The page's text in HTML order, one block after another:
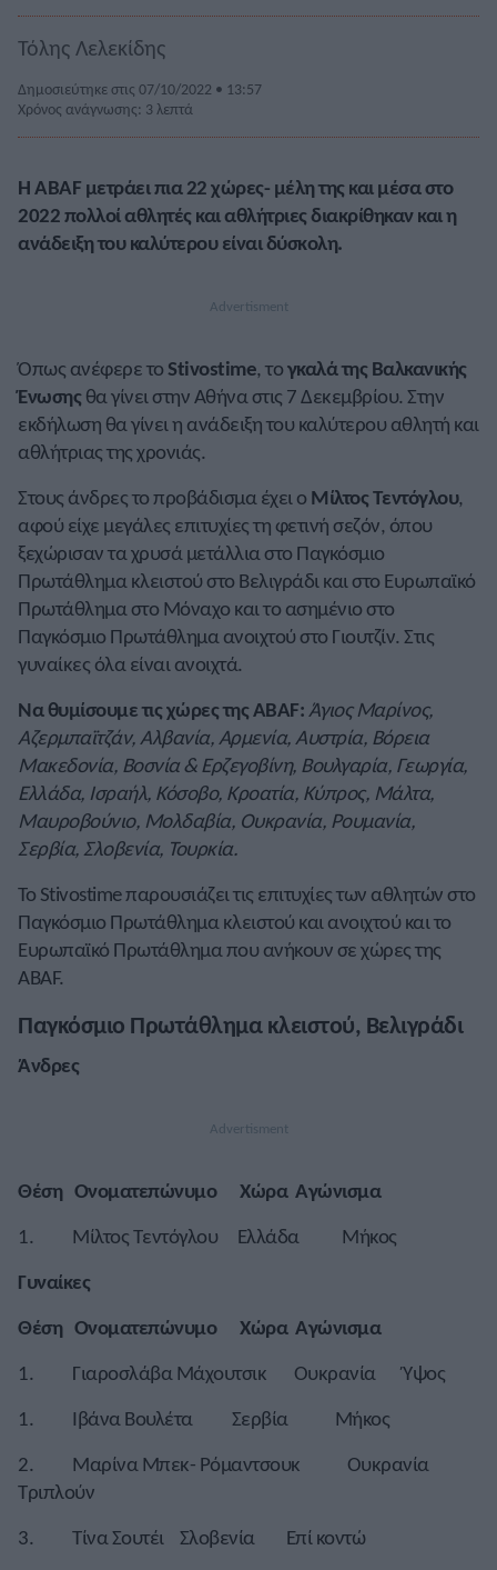
Τόλης Λελεκίδης
Δημοσιεύτηκε στις 07/10/2022 • 13:57
Χρόνος ανάγνωσης: 3 λεπτά
Η ABAF μετράει πια 22 χώρες- μέλη της και μέσα στο
2022 πολλοί αθλητές και αθλήτριες διακρίθηκαν και η
ανάδειξη του καλύτερου είναι δύσκολη.
Όπως ανέφερε τοStivostime, τογκαλά της Βαλκανικής
Ένωσηςθα γίνει στην Αθήνα στις 7 Δεκεμβρίου. Στην
εκδήλωση θα γίνει η ανάδειξη του καλύτερου αθλητή και
αθλήτριας της χρονιάς.
Στους άνδρες το προβάδισμα έχει ο Μίλτος Τεντόγλου,
αφού είχε μεγάλες επιτυχίες τη φετινή σεζόν, όπου
ξεχώρισαν τα χρυσά μετάλλια στο Παγκόσμιο
Πρωτάθλημα κλειστού στο Βελιγράδι και στο Ευρωπαϊκό
Πρωτάθλημα στο Μόναχο και το ασημένιο στο
Παγκόσμιο Πρωτάθλημα ανοιχτού στο Γιουτζίν. Στις
γυναίκες όλα είναι ανοιχτά.
Να θυμίσουμε τις χώρες της ABAF:Άγιος Μαρίνος,
Αζερμπαϊτζάν, Αλβανία, Αρμενία, Αυστρία, Βόρεια
Μακεδονία, Βοσνία & Ερζεγοβίνη, Βουλγαρία, Γεωργία,
Ελλάδα, Ισραήλ, Κόσοβο, Κροατία, Κύπρος, Μάλτα,
Μαυροβούνιο, Μολδαβία, Ουκρανία, Ρουμανία,
Σερβία, Σλοβενία, Τουρκία.
Το Stivostime παρουσιάζει τις επιτυχίες των αθλητών στο
Παγκόσμιο Πρωτάθλημα κλειστού και ανοιχτού και το
Ευρωπαϊκό Πρωτάθλημα που ανήκουν σε χώρες της
ABAF.
Παγκόσμιο Πρωτάθλημα κλειστού, Βελιγράδι
Άνδρες
Θέση Ονοματεπώνυμο Χώρα Αγώνισμα
1. Μίλτος Τεντόγλου Ελλάδα Μήκος
Γυναίκες
Θέση Ονοματεπώνυμο Χώρα Αγώνισμα
1. Γιαροσλάβα Μάχουτσικ Ουκρανία Ύψος
1. Ιβάνα Βουλέτα Σερβία Μήκος
2. Μαρίνα Μπεκ- Ρόμαντσουκ Ουκρανία
Τριπλούν
3. Τίνα Σουτέι Σλοβενία Επί κοντώ